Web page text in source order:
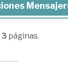
3 páginas.